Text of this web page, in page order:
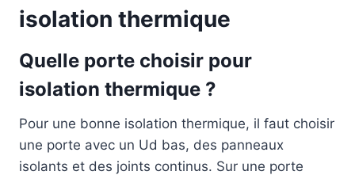
isolation thermique
Quelle porte choisir pour
isolation thermique ?
Pour une bonne isolation thermique, il faut choisir
une porte avec un Ud bas, des panneaux
isolants et des joints continus. Sur une porte